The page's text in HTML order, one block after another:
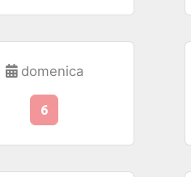
domenica
6